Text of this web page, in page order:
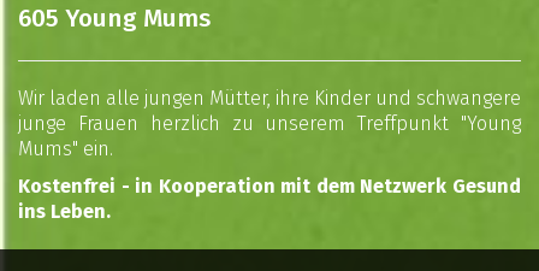
605 Young Mums
Wir laden alle jungen Mütter, ihre Kinder und schwangere
junge Frauen herzlich zu unserem Treffpunkt "Young
Mums" ein.
Kostenfrei - in Kooperation mit dem Netzwerk Gesund
ins Leben.